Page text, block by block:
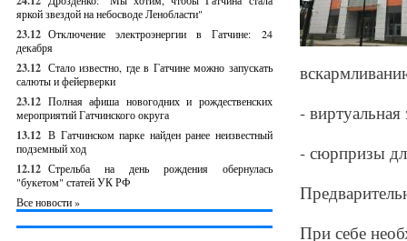
яркой звездой на небосводе Ленобласти"
23.12 Отключение электроэнергии в Гатчине: 24
декабря
23.12 Стало известно, где в Гатчине можно запускать
салюты и фейерверки
23.12 Полная афиша новогодних и рождественских
мероприятий Гатчинского округа
13.12 В Гатчинском парке найден ранее неизвестный
подземный ход
12.12 Стрельба на день рождения обернулась
"букетом" статей УК РФ
Все новости »
-
- сюрпризы
При себе